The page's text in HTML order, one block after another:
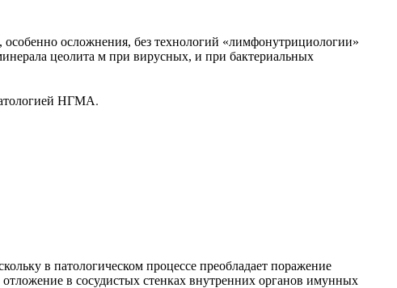
особенно осложнения, без технологий «лимфонутрициологии»
цеолита м при вирусных, и при бактериальных
НГМА.
в патологическом процессе преобладает поражение
в сосудистых стенках внутренних органов имунных